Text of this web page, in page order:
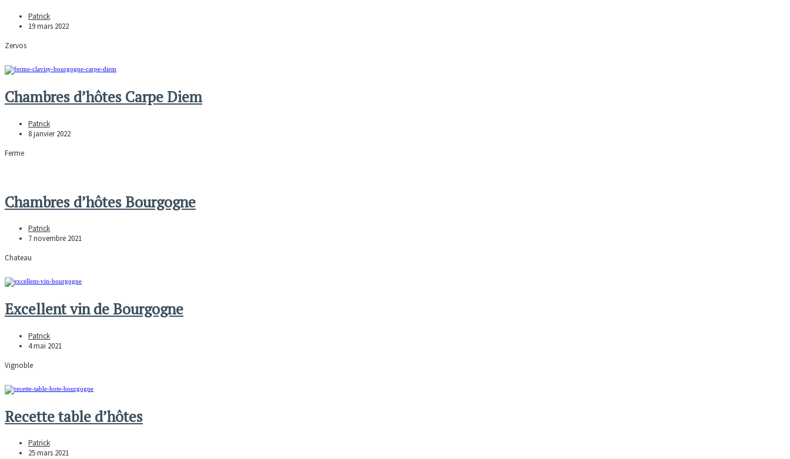
Patrick
19 mars 2022
Zervos
Chambres d’hôtes Carpe Diem
Patrick
8 janvier 2022
Ferme
Chambres d’hôtes Bourgogne
Patrick
7 novembre 2021
Chateau
Excellent vin de Bourgogne
Patrick
4 mai 2021
Vignoble
Recette table d’hôtes
Patrick
25 mars 2021